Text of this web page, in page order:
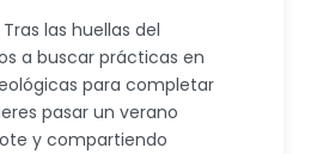
las huellas del
a buscar prácticas en
para completar
pasar un verano
y compartiendo